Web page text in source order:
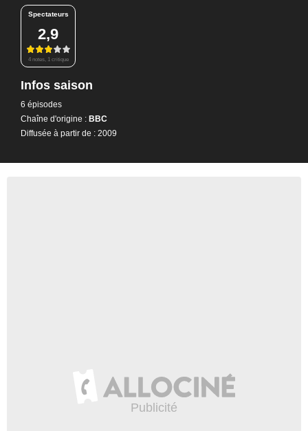
Spectateurs
2,9
4 notes, 1 critique
Infos saison
6 épisodes
Chaîne d'origine : BBC
Diffusée à partir de : 2009